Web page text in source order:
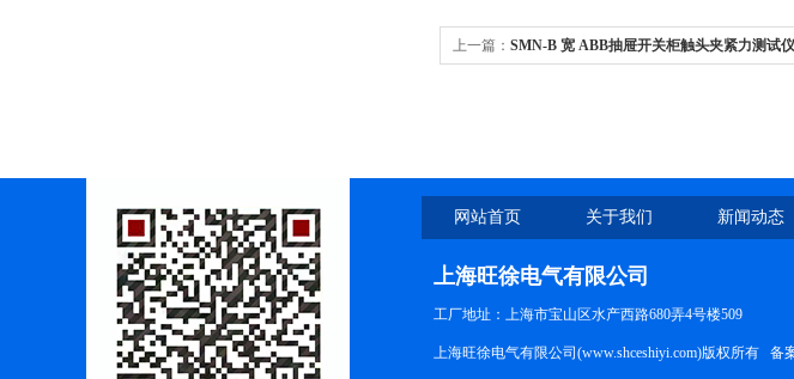
上一篇： SMN-B 宽 ABB抽屉开关柜触头夹紧力测试仪
网站首页 关于我们 新闻动态
上海旺徐电气有限公司
工厂地址：上海市宝山区水产西路680弄4号楼509
上海旺徐电气有限公司(www.shceshiyi.com)版权所有 备